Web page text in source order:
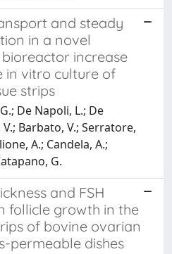
and steady
in a novel
increase
in vitro culture of
strips
De Napoli, L.; De
Barbato, V.; Serratore,
A.; Candela, A.;
G.
and FSH
follicle growth in the
of bovine ovarian
permeable dishes